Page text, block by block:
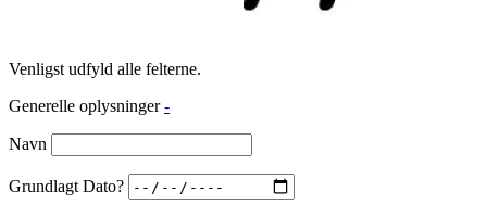
Venligst udfyld alle felterne.
Generelle oplysninger -
Navn
Grundlagt Dato?